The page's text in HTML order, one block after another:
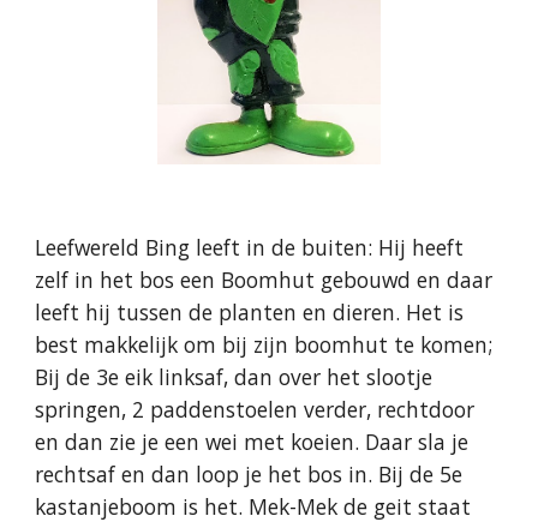
Leefwereld Bing leeft in de buiten: Hij heeft
zelf in het bos een Boomhut gebouwd en daar
leeft hij tussen de planten en dieren. Het is
best makkelijk om bij zijn boomhut te komen;
Bij de 3e eik linksaf, dan over het slootje
springen, 2 paddenstoelen verder, rechtdoor
en dan zie je een wei met koeien. Daar sla je
rechtsaf en dan loop je het bos in. Bij de 5e
kastanjeboom is het. Mek-Mek de geit staat